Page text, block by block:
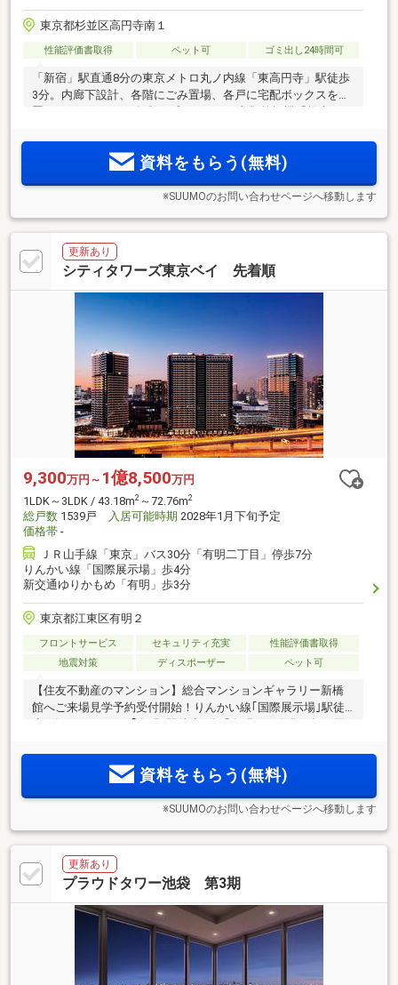
東京都杉並区高円寺南１
性能評価書取得 ペット可 ゴミ出し24時間可
「新宿」駅直通8分の東京メトロ丸ノ内線「東高円寺」駅徒歩
3分。内廊下設計、各階にごみ置場、各戸に宅配ボックスを設
あふれる街が生活圏。
資料をもらう(無料)
※SUUMOのお問い合わせページへ移動します
更新あり
シティタワーズ東京ベイ 先着順
9,300万円～ 1億8,500万円
1LDK～3LDK / 43.18m2 ～72.76m2
総戸数 1539戸 入居可能時期 2028年1月下旬予定
価格帯 -
ＪＲ山手線「東京」バス30分「有明二丁目」停歩7分
りんかい線「国際展示場」歩4分
新交通ゆりかもめ「有明」歩3分
東京都江東区有明２
フロントサービス セキュリティ充実
性能評価書取得
地震対策
ディスポーザー ペット可
【住友不動産のマンション】総合マンションギャラリー新橋
館へご来場見学予約受付開始！りんかい線｢国際展示場｣駅徒
(※5)。その象徴、地上33階建・全1539邸のトリプルタワー
資料をもらう(無料)
※SUUMOのお問い合わせページへ移動します
更新あり
プラウドタワー池袋 第3期